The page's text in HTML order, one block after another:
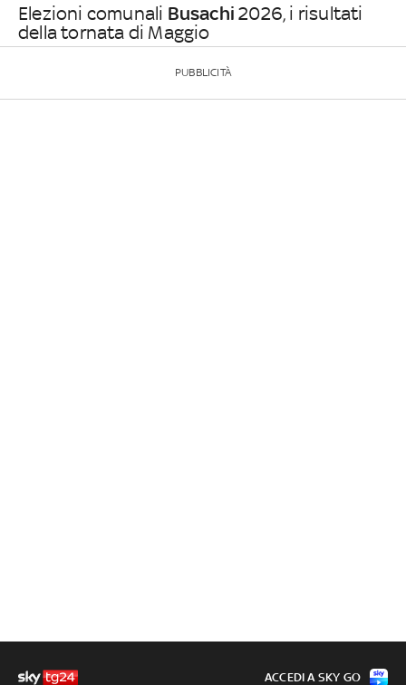
Elezioni comunali Busachi 2026, i risultati
della tornata di Maggio
PUBBLICITÀ
ACCEDI A SKY GO